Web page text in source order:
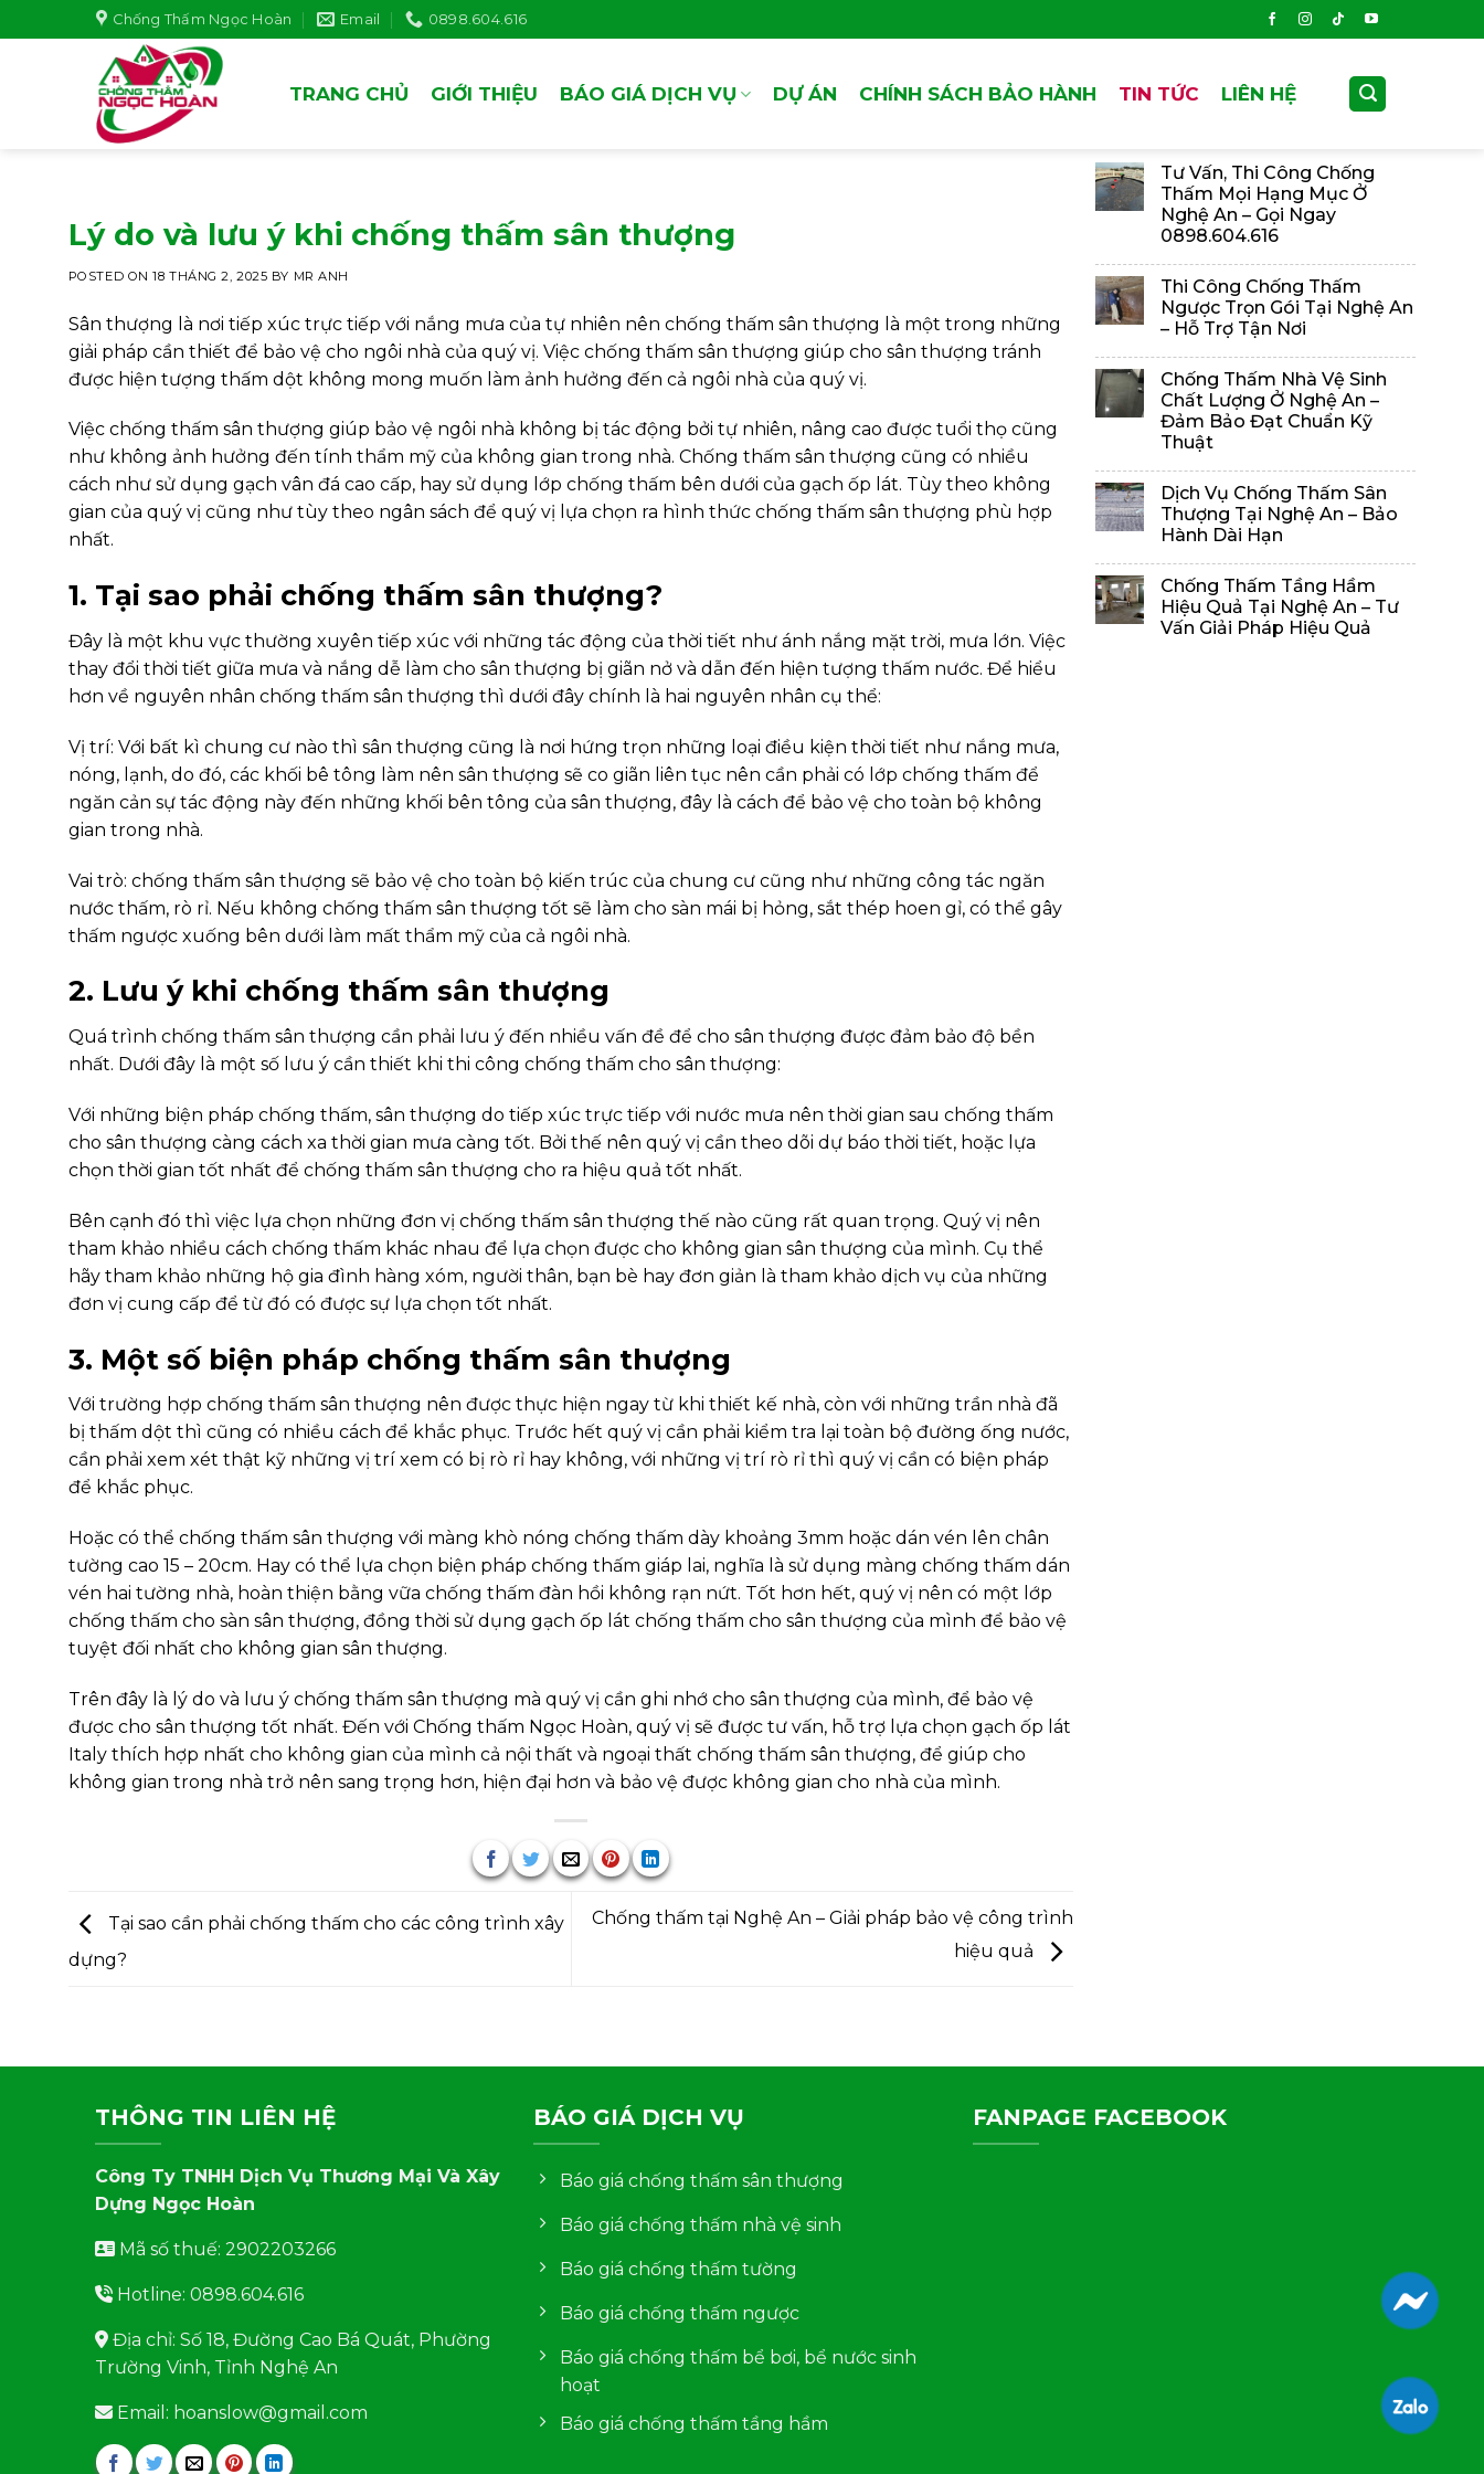
to
Chống Thấm Ngọc Hoàn Email 0898.604.616
TRANG CHỦ GIỚI THIỆU BÁO GIÁ DỊCH VỤ DỰ ÁN CHÍNH SÁCH BẢO HÀNH TIN TỨC LIÊN HỆ
Lý do và lưu ý khi chống thấm sân thượng
POSTED ON18 THÁNG 2, 2025 BY MR ANH
Sân thượng là nơi tiếp xúc trực tiếp với nắng mưa của tự nhiên nên chống thấm sân thượng là một trong những
giải pháp cần thiết để bảo vệ cho ngôi nhà của quý vị. Việc chống thấm sân thượng giúp cho sân thượng tránh
được hiện tượng thấm dột không mong muốn làm ảnh hưởng đến cả ngôi nhà của quý vị.
Việc chống thấm sân thượng giúp bảo vệ ngôi nhà không bị tác động bởi tự nhiên, nâng cao được tuổi thọ cũng
như không ảnh hưởng đến tính thẩm mỹ của không gian trong nhà. Chống thấm sân thượng cũng có nhiều
cách như sử dụng gạch vân đá cao cấp, hay sử dụng lớp chống thấm bên dưới của gạch ốp lát. Tùy theo không
gian của quý vị cũng như tùy theo ngân sách để quý vị lựa chọn ra hình thức chống thấm sân thượng phù hợp
nhất.
1. Tại sao phải chống thấm sân thượng?
Đây là một khu vực thường xuyên tiếp xúc với những tác động của thời tiết như ánh nắng mặt trời, mưa lớn. Việc
thay đổi thời tiết giữa mưa và nắng dễ làm cho sân thượng bị giãn nở và dẫn đến hiện tượng thấm nước. Để hiểu
hơn về nguyên nhân chống thấm sân thượng thì dưới đây chính là hai nguyên nhân cụ thể:
Vị trí: Với bất kì chung cư nào thì sân thượng cũng là nơi hứng trọn những loại điều kiện thời tiết như nắng mưa,
nóng, lạnh, do đó, các khối bê tông làm nên sân thượng sẽ co giãn liên tục nên cần phải có lớp chống thấm để
ngăn cản sự tác động này đến những khối bên tông của sân thượng, đây là cách để bảo vệ cho toàn bộ không
gian trong nhà.
Vai trò: chống thấm sân thượng sẽ bảo vệ cho toàn bộ kiến trúc của chung cư cũng như những công tác ngăn
nước thấm, rò rỉ. Nếu không chống thấm sân thượng tốt sẽ làm cho sàn mái bị hỏng, sắt thép hoen gỉ, có thể gây
thấm ngược xuống bên dưới làm mất thẩm mỹ của cả ngôi nhà.
2. Lưu ý khi chống thấm sân thượng
Quá trình chống thấm sân thượng cần phải lưu ý đến nhiều vấn đề để cho sân thượng được đảm bảo độ bền
nhất. Dưới đây là một số lưu ý cần thiết khi thi công chống thấm cho sân thượng:
Với những biện pháp chống thấm, sân thượng do tiếp xúc trực tiếp với nước mưa nên thời gian sau chống thấm
cho sân thượng càng cách xa thời gian mưa càng tốt. Bởi thế nên quý vị cần theo dõi dự báo thời tiết, hoặc lựa
chọn thời gian tốt nhất để chống thấm sân thượng cho ra hiệu quả tốt nhất.
Bên cạnh đó thì việc lựa chọn những đơn vị chống thấm sân thượng thế nào cũng rất quan trọng. Quý vị nên
tham khảo nhiều cách chống thấm khác nhau để lựa chọn được cho không gian sân thượng của mình. Cụ thể
hãy tham khảo những hộ gia đình hàng xóm, người thân, bạn bè hay đơn giản là tham khảo dịch vụ của những
đơn vị cung cấp để từ đó có được sự lựa chọn tốt nhất.
3. Một số biện pháp chống thấm sân thượng
Với trường hợp chống thấm sân thượng nên được thực hiện ngay từ khi thiết kế nhà, còn với những trần nhà đã
bị thấm dột thì cũng có nhiều cách để khắc phục. Trước hết quý vị cần phải kiểm tra lại toàn bộ đường ống nước,
cần phải xem xét thật kỹ những vị trí xem có bị rò rỉ hay không, với những vị trí rò rỉ thì quý vị cần có biện pháp
để khắc phục.
Hoặc có thể chống thấm sân thượng với màng khò nóng chống thấm dày khoảng 3mm hoặc dán vén lên chân
tường cao 15 – 20cm. Hay có thể lựa chọn biện pháp chống thấm giáp lai, nghĩa là sử dụng màng chống thấm dán
vén hai tường nhà, hoàn thiện bằng vữa chống thấm đàn hồi không rạn nứt. Tốt hơn hết, quý vị nên có một lớp
chống thấm cho sàn sân thượng, đồng thời sử dụng gạch ốp lát chống thấm cho sân thượng của mình để bảo vệ
tuyệt đối nhất cho không gian sân thượng.
Trên đây là lý do và lưu ý chống thấm sân thượng mà quý vị cần ghi nhớ cho sân thượng của mình, để bảo vệ
được cho sân thượng tốt nhất. Đến với Chống thấm Ngọc Hoàn, quý vị sẽ được tư vấn, hỗ trợ lựa chọn gạch ốp lát
Italy thích hợp nhất cho không gian của mình cả nội thất và ngoại thất chống thấm sân thượng, để giúp cho
không gian trong nhà trở nên sang trọng hơn, hiện đại hơn và bảo vệ được không gian cho nhà của mình.
Tại sao cần phải chống thấm cho các công trình xây
dựng?
Chống thấm tại Nghệ An – Giải pháp bảo vệ công trình
hiệu quả
Bài Viết Gần Đây
Tư Vấn, Thi Công Chống
Thấm Mọi Hạng Mục Ở
Nghệ An – Gọi Ngay
0898.604.616
Thi Công Chống Thấm
Ngược Trọn Gói Tại Nghệ An
– Hỗ Trợ Tận Nơi
Chống Thấm Nhà Vệ Sinh
Chất Lượng Ở Nghệ An –
Đảm Bảo Đạt Chuẩn Kỹ
Thuật
Dịch Vụ Chống Thấm Sân
Thượng Tại Nghệ An – Bảo
Hành Dài Hạn
Chống Thấm Tầng Hầm
Hiệu Quả Tại Nghệ An – Tư
Vấn Giải Pháp Hiệu Quả
THÔNG TIN LIÊN HỆ
Công Ty TNHH Dịch Vụ Thương Mại Và Xây
Dựng Ngọc Hoàn
Mã số thuế: 2902203266
Hotline: 0898.604.616
Địa chỉ: Số 18, Đường Cao Bá Quát, Phường
Trường Vinh, Tỉnh Nghệ An
Email: hoanslow@gmail.com
BÁO GIÁ DỊCH VỤ
Báo giá chống thấm sân thượng
Báo giá chống thấm nhà vệ sinh
Báo giá chống thấm tường
Báo giá chống thấm ngược
Báo giá chống thấm bể bơi, bể nước sinh
hoạt
Báo giá chống thấm tầng hầm
FANPAGE FACEBOOK